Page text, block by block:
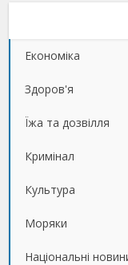
Економіка
Здоров'я
Їжа та дозвілля
Кримінал
Культура
Моряки
Національні